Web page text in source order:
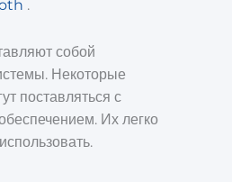
.
собой
Некоторые
поставляться с
Их легко